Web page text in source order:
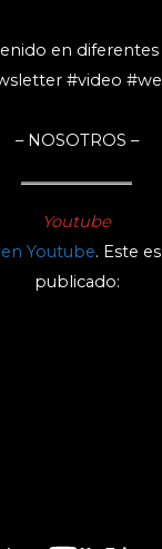
d
i
en
#video
– NOSOTROS –
Youtube
Youtube. Este
publicado: